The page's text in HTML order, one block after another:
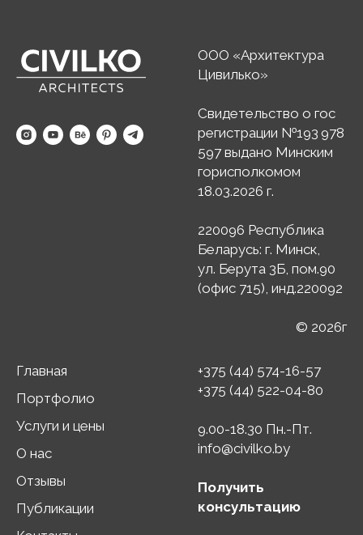
ООО «Архитектура
Цивилько»
Свидетельство о гос
регистрации №193 978
597 выдано Минским
горисполкомом
18.03.2026 г.
220096 Республика
Беларусь: г. Минск,
ул. Берута 3Б, пом.90
(офис 715), инд.220092
© 2026г
Главная
Портфолио
Услуги и цены
О нас
Отзывы
Публикации
+375 (44) 574-16-57
+375 (44) 522-04-80
9.00-18.30 Пн.-Пт.
info@civilko.by
Получить
консультацию